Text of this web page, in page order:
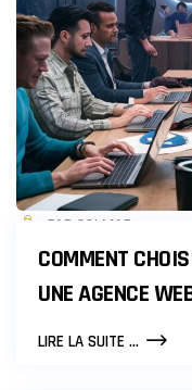
PAR COLMAR
COMMENT
UNE AGENCE
LIRE LA SUITE ...COMMENT